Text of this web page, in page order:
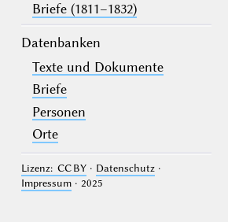
Briefe (1811–1832)
Datenbanken
Texte und Dokumente
Briefe
Personen
Orte
Lizenz: CC BY· Datenschutz·
Impressum· 2025